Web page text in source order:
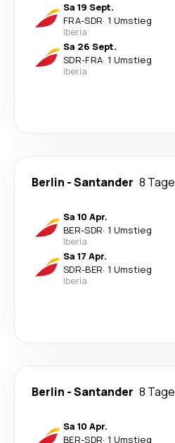
Sa 19 Sept.
FRA-SDR· 1 Umstieg
Iberia
Sa 26 Sept.
SDR-FRA· 1 Umstieg
Iberia
Berlin -Santander 8 Tage
Sa 10 Apr.
BER-SDR· 1 Umstieg
Iberia
Sa 17 Apr.
SDR-BER· 1 Umstieg
Iberia
Berlin -Santander 8 Tage
Sa 10 Apr.
BER-SDR· 1 Umstieg